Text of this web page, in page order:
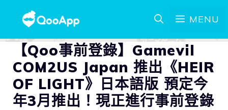
MENU
【Qoo事前登錄】Gamevil
COM2US Japan 推出《HEIR
OF LIGHT》日本語版 預定今
年3月推出！現正進行事前登錄